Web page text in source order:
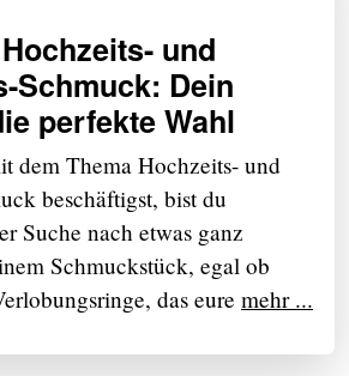
und
Schmuck: Dein
perfekte Wahl
dem Thema Hochzeits- und
beschäftigst, bist du
Suche nach etwas ganz
Schmuckstück, egal ob
das eure mehr ...